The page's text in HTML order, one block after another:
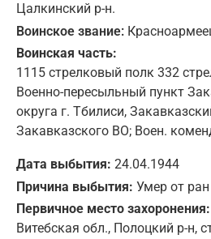
Цалкинский р-н.
Воинское звание:
Воинская часть:
1115 стрелковый полк 332
Военно-пересыльный пункт
округа г. Тбилиси,
Закавказского ВО; Воен.
Дата выбытия: 24.04.1944
Причина выбытия: Умер от ран
Первичное место захоронения:
Витебская обл., Полоцкий р-н,